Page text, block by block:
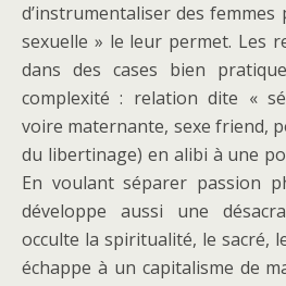
d’instrumentaliser des
sexuelle » le leur permet. Les
dans des cases bien
complexité : relation dite «
voire maternante, sexe friend,
du libertinage) en alibi à une
En voulant séparer passion
développe aussi une
occulte la spiritualité, le sacré,
échappe à un capitalisme de